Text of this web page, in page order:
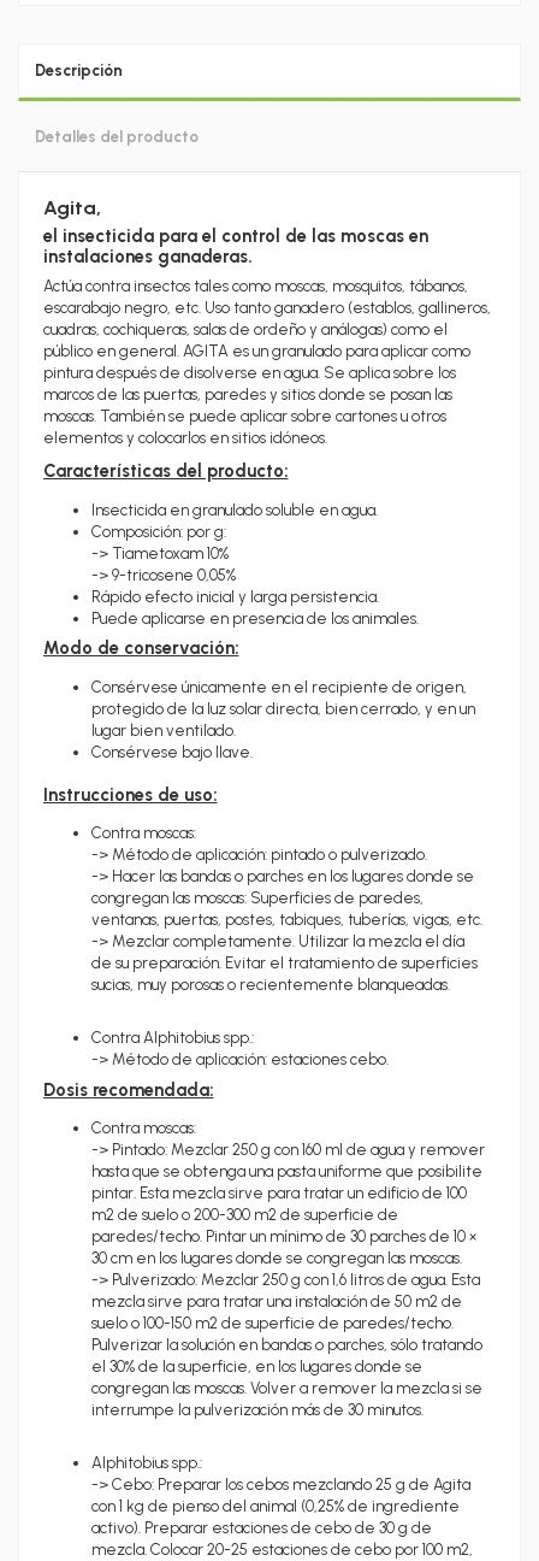
Descripción
Detalles del producto
Agita,
el insecticida para el control de las moscas en
instalaciones ganaderas.
Actúa contra insectos tales como moscas, mosquitos, tábanos,
escarabajo negro, etc. Uso tanto ganadero (establos, gallineros,
cuadras, cochiqueras, salas de ordeño y análogas) como el
público en general. AGITA es un granulado para aplicar como
pintura después de disolverse en agua. Se aplica sobre los
marcos de las puertas, paredes y sitios donde se posan las
moscas. También se puede aplicar sobre cartones u otros
elementos y colocarlos en sitios idóneos.
Características del producto:
Insecticida en granulado soluble en agua.
Composición: por g:
-> Tiametoxam 10%
-> 9-tricosene 0,05%
Rápido efecto inicial y larga persistencia.
Puede aplicarse en presencia de los animales.
Modo de conservación:
Consérvese únicamente en el recipiente de origen,
protegido de la luz solar directa, bien cerrado, y en un
lugar bien ventilado.
Consérvese bajo llave.
Instrucciones de uso:
Contra moscas:
-> Método de aplicación: pintado o pulverizado.
-> Hacer las bandas o parches en los lugares donde se
congregan las moscas: Superficies de paredes,
ventanas, puertas, postes, tabiques, tuberías, vigas, etc.
-> Mezclar completamente. Utilizar la mezcla el día
de su preparación. Evitar el tratamiento de superficies
sucias, muy porosas o recientemente blanqueadas.
Contra Alphitobius spp.:
-> Método de aplicación: estaciones cebo.
Dosis recomendada:
Contra moscas:
-> Pintado: Mezclar 250 g con 160 ml de agua y remover
hasta que se obtenga una pasta uniforme que posibilite
pintar. Esta mezcla sirve para tratar un edificio de 100
m2 de suelo o 200-300 m2 de superficie de
paredes/techo. Pintar un mínimo de 30 parches de 10 ×
30 cm en los lugares donde se congregan las moscas.
-> Pulverizado: Mezclar 250 g con 1,6 litros de agua. Esta
mezcla sirve para tratar una instalación de 50 m2 de
suelo o 100-150 m2 de superficie de paredes/techo.
Pulverizar la solución en bandas o parches, sólo tratando
el 30% de la superficie, en los lugares donde se
congregan las moscas. Volver a remover la mezcla si se
interrumpe la pulverización más de 30 minutos.
Alphitobius spp.:
-> Cebo: Preparar los cebos mezclando 25 g de Agita
con 1 kg de pienso del animal (0,25% de ingrediente
activo). Preparar estaciones de cebo de 30 g de
mezcla. Colocar 20-25 estaciones de cebo por 100 m2,